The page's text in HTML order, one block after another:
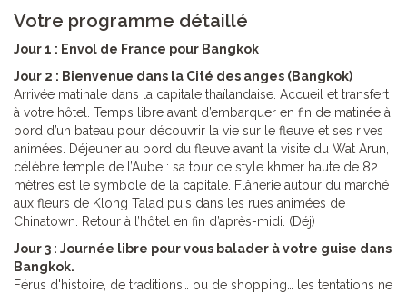
Votre programme détaillé
Jour 1 : Envol de France pour Bangkok
Jour 2 : Bienvenue dans la Cité des anges (Bangkok)
Arrivée matinale dans la capitale thaïlandaise. Accueil et transfert
à votre hôtel. Temps libre avant d’embarquer en fin de matinée à
bord d’un bateau pour découvrir la vie sur le fleuve et ses rives
animées. Déjeuner au bord du fleuve avant la visite du Wat Arun,
célèbre temple de l’Aube : sa tour de style khmer haute de 82
mètres est le symbole de la capitale. Flânerie autour du marché
aux fleurs de Klong Talad puis dans les rues animées de
Chinatown. Retour à l’hôtel en fin d’après-midi. (Déj)
Jour 3 : Journée libre pour vous balader à votre guise dans
Bangkok.
Férus d'histoire, de traditions… ou de shopping… les tentations ne